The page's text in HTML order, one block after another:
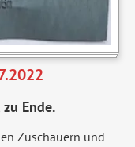
Ende.
Zuschauern und